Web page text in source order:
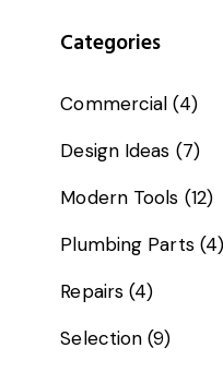
Categories
Commercial (4)
Design Ideas (7)
Modern Tools (12)
Plumbing Parts(4)
Repairs (4)
Selection (9)